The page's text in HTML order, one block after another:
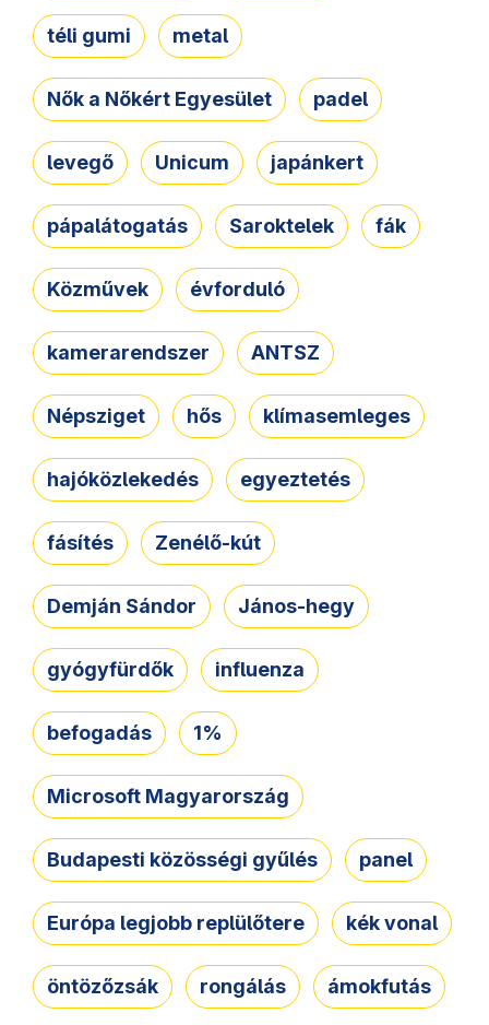
téli gumi metal
Nők a Nőkért Egyesület padel
levegő Unicum japánkert
pápalátogatás Saroktelek fák
Közművek évforduló
kamerarendszer ANTSZ
Népsziget hős klímasemleges
hajóközlekedés egyeztetés
fásítés Zenélő-kút
Demján Sándor János-hegy
gyógyfürdők influenza
befogadás 1%
Microsoft Magyarország
Budapesti közösségi gyűlés panel
Európa legjobb replülőtere kék vonal
öntözőzsák rongálás ámokfutás